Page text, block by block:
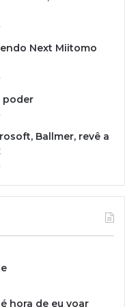
Next Miitomo
poder
Ballmer, revê a
hora de eu voar